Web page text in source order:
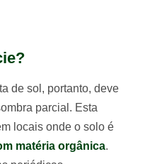
de sol, portanto, deve
parcial. Esta
locais onde o solo é
matéria orgânica.